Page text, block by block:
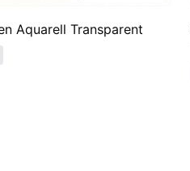
Aquarell Transparent